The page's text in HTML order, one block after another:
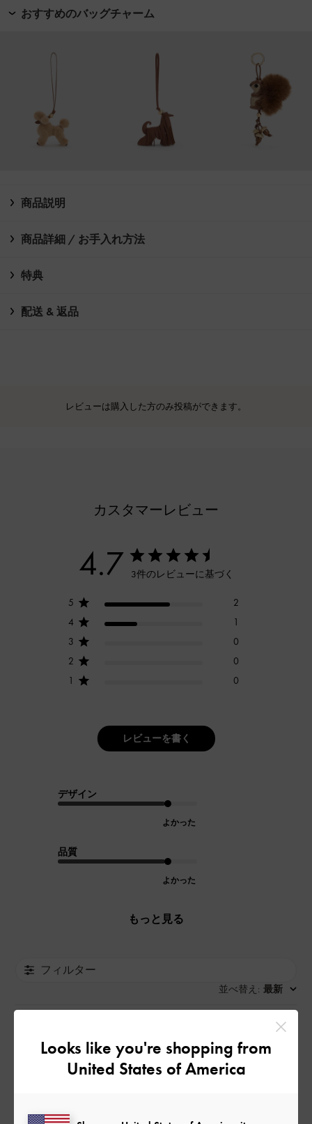
おすすめのバッグチャーム
商品説明
商品詳細 / お手入れ方法
特典
配送 & 返品
レビューは購入した方のみ投稿ができます。
カスタマーレビュー
4.7 3件のレビューに基づく
5
2
4
1
3
0
2
0
1
0
レビューを書く
デザイン
よかった
品質
よかった
もっと見る
フィルター
並べ替え : 最新
ご利用者様
どんな洋服にも合い、パソコン
2026-04-26
Looks like you're shopping from
United States of America